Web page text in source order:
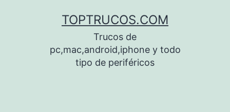
TOPTRUCOS.COM
Trucos de
pc,mac,android,iphone y todo
tipo de periféricos